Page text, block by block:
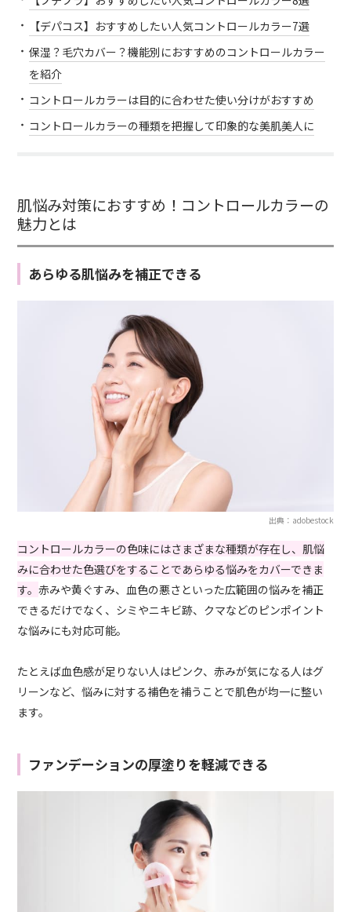
【デパコス】おすすめしたい人気コントロールカラー7選
保湿？毛穴カバー？機能別におすすめのコントロールカラー
を紹介
コントロールカラーは目的に合わせた使い分けがおすすめ
コントロールカラーの種類を把握して印象的な美肌美人に
肌悩み対策におすすめ！コントロールカラーの
魅力とは
あらゆる肌悩みを補正できる
出典：adobestock
コントロールカラーの色味にはさまざまな種類が存在し、肌悩
みに合わせた色選びをすることであらゆる悩みをカバーできま
す。赤みや黄ぐすみ、血色の悪さといった広範囲の悩みを補正
できるだけでなく、シミやニキビ跡、クマなどのピンポイント
な悩みにも対応可能。
たとえば血色感が足りない人はピンク、赤みが気になる人はグ
リーンなど、悩みに対する補色を補うことで肌色が均一に整い
ます。
ファンデーションの厚塗りを軽減できる